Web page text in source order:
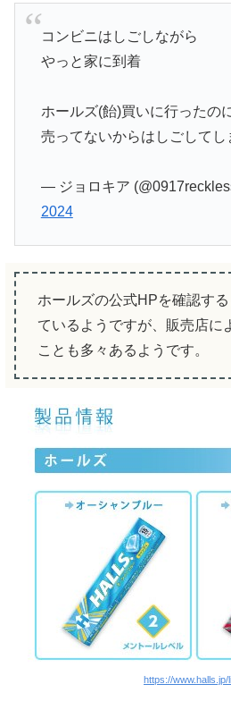
コンビニはしごしながら
やっと家に到着
ホールズ(飴)買いに行ったの
売ってないからはしごして
— ジョロキア
2024
ホールズの公式HPを確認す
ているようですが、販売店に
ことも多々あるようです。
https://www.halls.jp/